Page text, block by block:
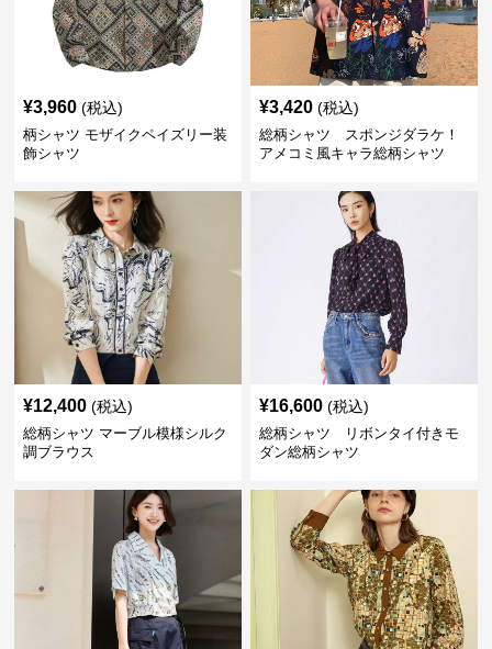
¥3,960 (税込)
柄シャツ モザイクペイズリー装
飾シャツ
¥3,420 (税込)
総柄シャツ スポンジダラケ！
アメコミ風キャラ総柄シャツ
¥12,400 (税込)
総柄シャツ マーブル模様シルク
調ブラウス
¥16,600 (税込)
総柄シャツ リボンタイ付きモ
ダン総柄シャツ